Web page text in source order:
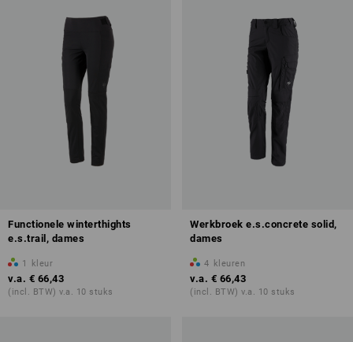
Functionele winterthights
e.s.trail, dames
1 kleur
v.a. € 66,43
(incl. BTW) v.a. 10 stuks
Werkbroek e.s.concrete solid,
dames
4 kleuren
v.a. € 66,43
(incl. BTW) v.a. 10 stuks